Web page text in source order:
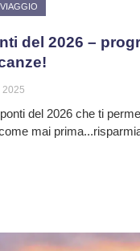
del 2026 –
2025
del 2026 che ti
mai